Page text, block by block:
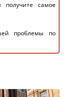
самое
проблемы по